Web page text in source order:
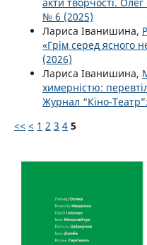
№ 6 (2025)
Лариса Іванишина,
«Грім серед ясного
(2026)
Лариса Іванишина,
химерністю:
Журнал “Кіно-
<< < 1 2 3 4 5